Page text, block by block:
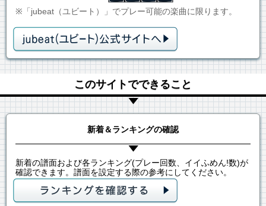
※「jubeat（ユビート）」でプレー可能の楽曲に限ります。
このサイトでできること
新着＆ランキングの確認
新着の譜面および各ランキング(プレー回数、イイふめん!数)が
確認できます。譜面を設定する際の参考にしてください。